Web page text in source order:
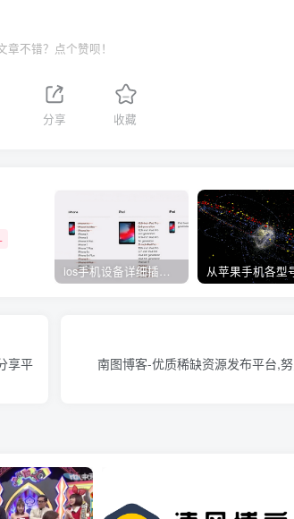
章不错？点个赞呗！
分享 收藏
ios手机设备详细插件平刷教程
享平
南图博客-优质稀缺资源发布平台,